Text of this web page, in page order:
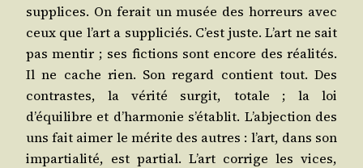
sup­plices. On ferait un musée des hor­reurs avec
ceux que l’art a sup­pli­ciés. C’est juste. L’art ne sait
pas men­tir ; ses fic­tions sont encore des réa­li­tés.
Il ne cache rien. Son regard contient tout. Des
contrastes, la véri­té sur­git, totale ; la loi
d’équilibre et d’harmonie s’établit. L’abjection des
uns fait aimer le mérite des autres : l’art, dans son
impar­tia­li­té, est par­tial. L’art cor­rige les vices,